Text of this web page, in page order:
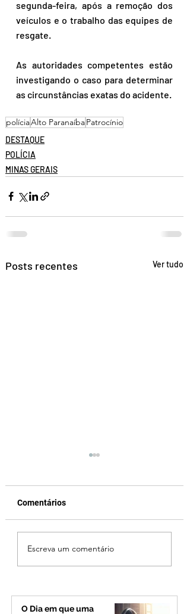
segunda-feira, após a remoção dos
veículos e o trabalho das equipes de
resgate.
As autoridades competentes estão
investigando o caso para determinar
as circunstâncias exatas do acidente.
políciaAlto ParanaíbaPatrocínio
DESTAQUE
POLÍCIA
MINAS GERAIS
Posts recentes Ver tudo
MPMG tenta barrar
gastos de R$ 1,8 milhão
com shows da Festa da
mineira de pouco mais
de 4 mil habitantes
Comentários
Escreva um comentário
O Dia em que uma